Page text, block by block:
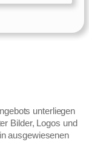
unterliegen
Bilder, Logos und
ausgewiesenen